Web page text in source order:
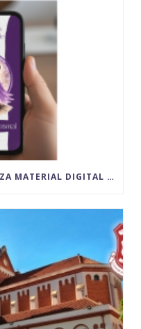
REGIONAL SUL 1 DISPONIBILIZA MATERIAL DIGITAL PARA VIVÊNCIA DA QUARESMA E DO TEMPO PASCAL